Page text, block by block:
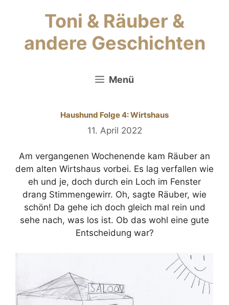
Inhalt
springen
Toni & Räuber &
andere Geschichten
Menü
Haushund Folge 4: Wirtshaus
11. April 2022
Am vergangenen Wochenende kam Räuber an
dem alten Wirtshaus vorbei. Es lag verfallen wie
eh und je, doch durch ein Loch im Fenster
drang Stimmengewirr. Oh, sagte Räuber, wie
schön! Da gehe ich doch gleich mal rein und
sehe nach, was los ist. Ob das wohl eine gute
Entscheidung war?